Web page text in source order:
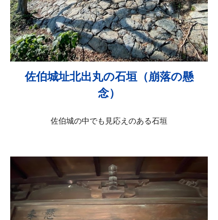
佐伯城址北出丸の石垣（崩落の懸
念）
佐伯城の中でも見応えのある石垣